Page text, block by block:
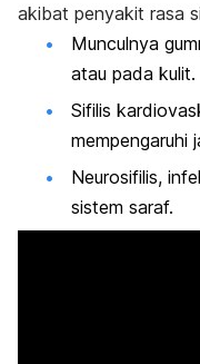
akibat penyakit rasa
Munculnya
atau pada kulit.
Sifilis
mempengaruhi
Neurosifilis,
sistem saraf.